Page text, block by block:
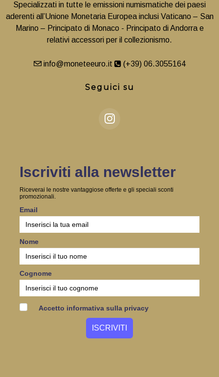
Specializzati in tutte le emissioni numismatiche dei paesi
aderenti all’Unione Monetaria Europea inclusi Vaticano – San
Marino – Principato di Monaco - Principato di Andorra e
relativi accessori per il collezionismo.
info@moneteeuro.it (+39) 06.3055164
Seguici su
Iscriviti alla newsletter
Riceverai le nostre vantaggiose offerte e gli speciali sconti
promozionali.
Email
Nome
Cognome
Accetto informativa sulla privacy